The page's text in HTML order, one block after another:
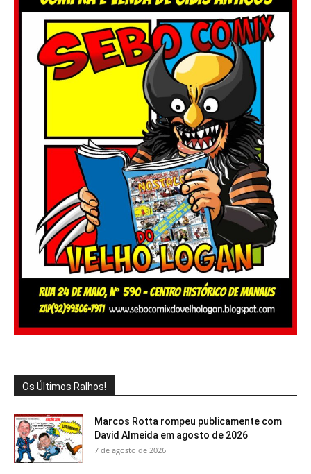
Os Últimos Ralhos!
Marcos Rotta rompeu publicamente com
David Almeida em agosto de 2026
7 de agosto de 2026